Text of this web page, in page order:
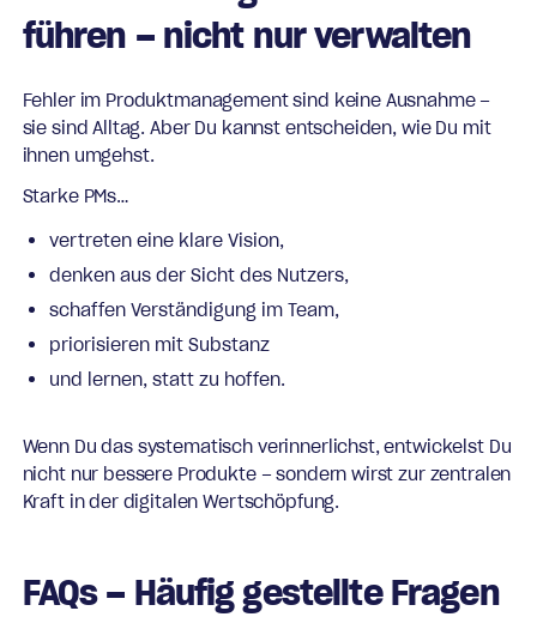
führen – nicht nur verwalten
Fehler im Produktmanagement sind keine Ausnahme –
sie sind Alltag. Aber Du kannst entscheiden, wie Du mit
ihnen umgehst.
Starke PMs…
vertreten eine klare Vision,
denken aus der Sicht des Nutzers,
schaffen Verständigung im Team,
priorisieren mit Substanz
und lernen, statt zu hoffen.
Wenn Du das systematisch verinnerlichst, entwickelst Du
nicht nur bessere Produkte – sondern wirst zur zentralen
Kraft in der digitalen Wertschöpfung.
FAQs – Häufig gestellte Fragen